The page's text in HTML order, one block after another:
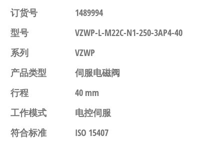
订货号
1489994
型号
VZWP-L-M22C-N1-250-3AP4-40
系列
VZWP
产品类型
伺服电磁阀
行程
40 mm
工作模式
电控伺服
符合标准
ISO 15407